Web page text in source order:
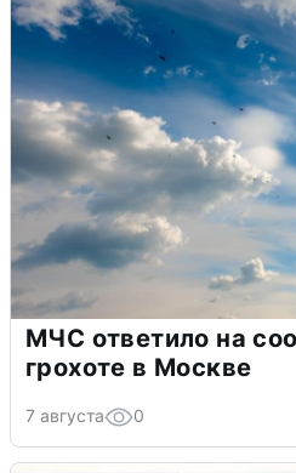
МЧС ответило на
грохоте в Москве
7 августа 0